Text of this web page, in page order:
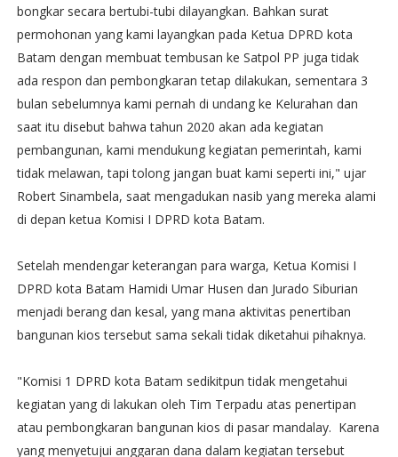
bongkar secara bertubi-tubi dilayangkan. Bahkan surat
permohonan yang kami layangkan pada Ketua DPRD kota
Batam dengan membuat tembusan ke Satpol PP juga tidak
ada respon dan pembongkaran tetap dilakukan, sementara 3
bulan sebelumnya kami pernah di undang ke Kelurahan dan
saat itu disebut bahwa tahun 2020 akan ada kegiatan
pembangunan, kami mendukung kegiatan pemerintah, kami
tidak melawan, tapi tolong jangan buat kami seperti ini," ujar
Robert Sinambela, saat mengadukan nasib yang mereka alami
di depan ketua Komisi I DPRD kota Batam.
Setelah mendengar keterangan para warga, Ketua Komisi I
DPRD kota Batam Hamidi Umar Husen dan Jurado Siburian
menjadi berang dan kesal, yang mana aktivitas penertiban
bangunan kios tersebut sama sekali tidak diketahui pihaknya.
"Komisi 1 DPRD kota Batam sedikitpun tidak mengetahui
kegiatan yang di lakukan oleh Tim Terpadu atas penertipan
atau pembongkaran bangunan kios di pasar mandalay. Karena
yang menyetujui anggaran dana dalam kegiatan tersebut